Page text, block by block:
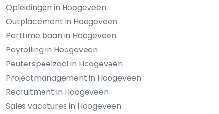
Opleidingen in Hoogeveen
Outplacement in Hoogeveen
Parttime baan in Hoogeveen
Payrolling in Hoogeveen
Peuterspeelzaal in Hoogeveen
Projectmanagement in Hoogeveen
Recruitment in Hoogeveen
Sales vacatures in Hoogeveen